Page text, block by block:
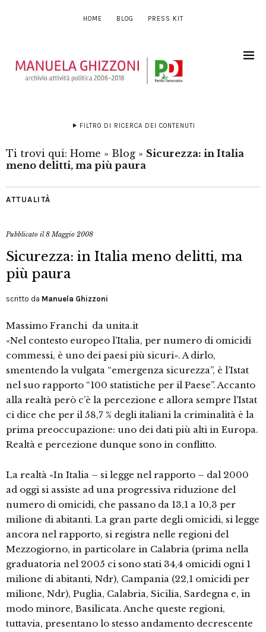
HOME BLOG PRESS KIT
FILTRO DI RICERCA DEI CONTENUTI
Ti trovi qui: Home » Blog » Sicurezza: in Italia
meno delitti, ma più paura
ATTUALITÀ
Pubblicato il8 Maggio 2008
Sicurezza: in Italia meno delitti, ma
più paura
scritto da Manuela Ghizzoni
Massimo Franchi da unita.it
«Nel contesto europeo l’Italia, per numero di omicidi
commessi, è uno dei paesi più sicuri». A dirlo,
smentendo la vulgata “emergenza sicurezza”, è l’Istat
nel suo rapporto “100 statistiche per il Paese”. Accanto
alla realtà però c’è la percezione e allora sempre l’Istat
ci dice che per il 58,7 % degli italiani la criminalità è la
prima preoccupazione: uno dei dati più alti in Europa.
Realtà e percezione dunque sono in conflitto.
La realtà «In Italia – si legge nel rapporto – dal 2000
ad oggi si assiste ad una progressiva riduzione del
numero di omicidi, che passano da 13,1 a 10,3 per
milione di abitanti. La gran parte degli omicidi, si legge
ancora nel rapporto, si registra nelle regioni del
Mezzogiorno, in particolare in Calabria (prima nella
graduatoria nel 2005 ci sono stati 34,4 omicidi ogni 1
milione di abitanti, Ndr), Campania (22,1 omicidi per
milione, Ndr), Puglia, Calabria, Sicilia, Sardegna e, in
modo minore, Basilicata. Anche queste regioni,
tuttavia, presentano lo stesso andamento decrescente